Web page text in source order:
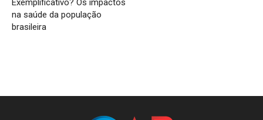
Exemplificativo? Os impactos
na saúde da população
brasileira